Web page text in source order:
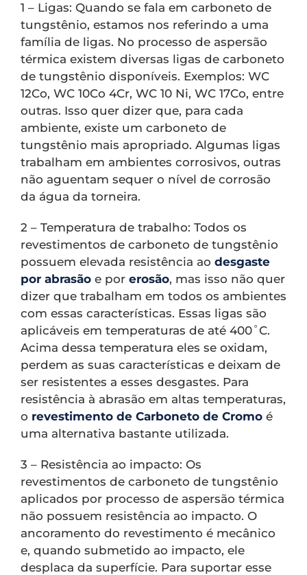
1 – Ligas: Quando se fala em carboneto de
tungstênio, estamos nos referindo a uma
família de ligas. No processo de aspersão
térmica existem diversas ligas de carboneto
de tungstênio disponíveis. Exemplos: WC
12Co, WC 10Co 4Cr, WC 10 Ni, WC 17Co, entre
outras. Isso quer dizer que, para cada
ambiente, existe um carboneto de
tungstênio mais apropriado. Algumas ligas
trabalham em ambientes corrosivos, outras
não aguentam sequer o nível de corrosão
da água da torneira.
2 – Temperatura de trabalho: Todos os
revestimentos de carboneto de tungstênio
possuem elevada resistência ao desgaste
por abrasão e por erosão, mas isso não quer
dizer que trabalham em todos os ambientes
com essas características. Essas ligas são
aplicáveis em temperaturas de até 400˚C.
Acima dessa temperatura eles se oxidam,
perdem as suas características e deixam de
ser resistentes a esses desgastes. Para
resistência à abrasão em altas temperaturas,
o revestimento de Carboneto de Cromo é
uma alternativa bastante utilizada.
3 – Resistência ao impacto: Os
revestimentos de carboneto de tungstênio
aplicados por processo de aspersão térmica
não possuem resistência ao impacto. O
ancoramento do revestimento é mecânico
e, quando submetido ao impacto, ele
desplaca da superfície. Para suportar esse